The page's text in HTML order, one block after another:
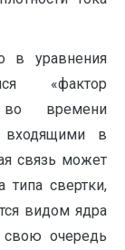
в уравнения
«фактор
во времени
входящими в
связь может
типа свертки,
видом ядра
свою очередь